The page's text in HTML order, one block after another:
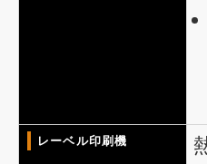
レーベル印刷機